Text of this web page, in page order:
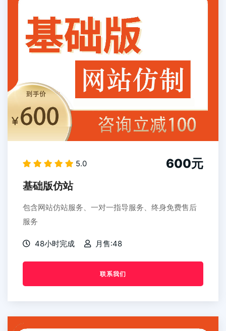
5.0 600元
基础版仿站
包含网站仿站服务、一对一指导服务、终身免费售后
服务
48小时完成 月售:48
联系我们